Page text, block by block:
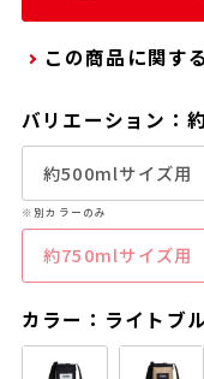
通常商品用ギ
パーソナライ
この商品に関す
バリエーション：
約500mlサイズ用
※別カラーのみ
約750mlサイズ用
カラー：ライトブ